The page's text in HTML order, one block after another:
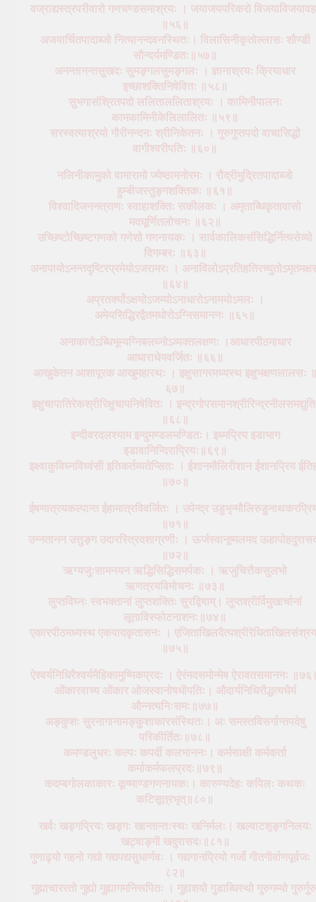
वज्राद्यस्त्रपरीवारो गणचण्डसमाश्रयः । जयाजयपरिकरो
॥५६॥
अजयार्चितपादाब्जो नित्यानन्दवनस्थितः। विलासिनीकृतोल्लासः शौण्डी
सौन्दर्यमण्डितः॥५७॥
अनन्तानन्तसुखदः सुमङ्गलसुमङ्गलः । ज्ञानाश्रयः क्रियाधार
इच्छाशक्तिनिषेवितः ॥५८॥
सुभगासंश्रितपदो ललिताललिताश्रयः । कामिनीपालनः
कामकामिनीकेलिलालितः ॥५९॥
सरस्वत्याश्रयो गौरीनन्दनः श्रीनिकेतनः । गुरुगुप्तपदो वाचासिद्धो
वागीश्वरीपतिः ॥६०॥
नलिनीकामुको वामारामो ज्येष्ठामनोरमः । रौद्रीमुद्रितपादाब्जो
हुम्बीजस्तुङ्गशक्तिकः ॥६१॥
विश्वादिजननत्राणः स्वाहाशक्तिः सकीलकः । अमृताब्धिकृतावासो
मदघूर्णितलोचनः ॥६२॥
उच्छिष्टोच्छिष्टगणको गणेशो गणनायकः । सार्वकालिकसंसिद्धिर्नित्यसेव्यो
दिगम्बरः ॥६३॥
अनापायोऽनन्तदृष्टिरप्रमेयोऽजरामरः ।
॥६४॥
अप्रतर्क्योऽक्षयोऽजय्योऽनाधारोऽनामयोऽमलः ।
अमेयसिद्धिरद्वैतमघोरोऽग्निसमाननः ॥६५॥
अनाकारोऽब्धिभूम्यग्निबलघ्नोऽव्यक्तलक्षणः ।आधारपीठमाधार
आधाराधेयवर्जितः ॥६६॥
आखुकेतन आशापूरक आखुमहारथः । इक्षुसागरमध्यस्थ इक्षुभक्षणलालसः
६७॥
इक्षुचापातिरेकश्रीरिक्षुचापनिषेवितः ।
॥६८॥
इन्दीवरदलश्याम इन्दुमण्डलमण्डितः। इध्मप्रिय इडाभाग
इडावानिन्दिराप्रियः॥६९॥
इक्ष्वाकुविघ्नविध्वंसी इतिकर्तव्यतेप्सितः । ईशानमौलिरीशान ईशानप्रिय
॥७०॥
ईषणात्रयकल्पान्त ईहामात्रविवर्जितः । उपेन्द्र
॥७१॥
उन्नतानन उत्तुङ्ग उदारस्त्रिदशाग्रणीः । ऊर्जस्वानूष्मलमद
॥७२॥
ऋग्यजुःसामनयन ऋद्धिसिद्धिसमर्पकः । ऋजुचित्तैकसुलभो
ऋणत्रयविमोचनः ॥७३॥
लुप्तविघ्नः स्वभक्तानां लुप्तशक्तिः सुरद्विषाम्। लुप्तश्रीर्विमुखार्चानां
लूताविस्फोटनाशनः॥७४॥
एकारपीठमध्यस्थ एकपादकृतासनः ।
॥७५॥
ऐश्वर्यनिधिरैश्वर्यमैहिकामुष्मिकप्रदः । ऐरंमदसमोन्मेष ऐरावतसमाननः
ओंकारवाच्य ओंकार ओजस्वानोषधीपतिः। औदार्यनिधिरौद्धत्यधैर्य
औन्नत्यनिःसमः॥७७॥
अङ्कुशः सुरनागानामङ्कुशाकारसंस्थितः। अः समस्तविसर्गान्तपदेषु
परिकीर्तितः॥७८॥
कमण्डलुधरः कल्पः कपर्दी कलभाननः। कर्मसाक्षी कर्मकर्ता
कर्माकर्मफलप्रदः॥७९॥
कदम्बगोलकाकारः कूष्माण्डगणनायकः। कारुण्यदेहः कपिलः कथकः
कटिसूत्रभृत्॥८०॥
खर्वः खड्गप्रियः खड्गः खान्तान्तःस्थः खनिर्मलः। खल्वाटश‍ृङ्गनिलयः
खट्वाङ्गी खदुरासदः॥८१॥
गुणाढ्यो गहनो गद्यो गद्यपद्यसुधार्णवः । गद्यगानप्रियो गर्जो गीतगीर्वाणपूर्वजः
८२॥
गुह्याचाररतो गुह्यो गुह्यागमनिरूपितः । गुहाशयो गुडाब्धिस्थो गुरुगम्यो